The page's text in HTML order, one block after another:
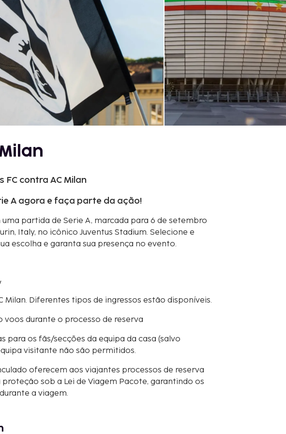
FC contra AC Milan
A agora e faça parte da ação!
uma partida de Serie A, marcada para 6 de setembro
Italy, no icônico Juventus Stadium. Selecione e
escolha e garanta sua presença no evento.
Milan. Diferentes tipos de ingressos estão disponíveis.
voos durante o processo de reserva
para os fãs/secções da equipa da casa (salvo
visitante não são permitidos.
oferecem aos viajantes processos de reserva
sob a Lei de Viagem Pacote, garantindo os
a viagem.